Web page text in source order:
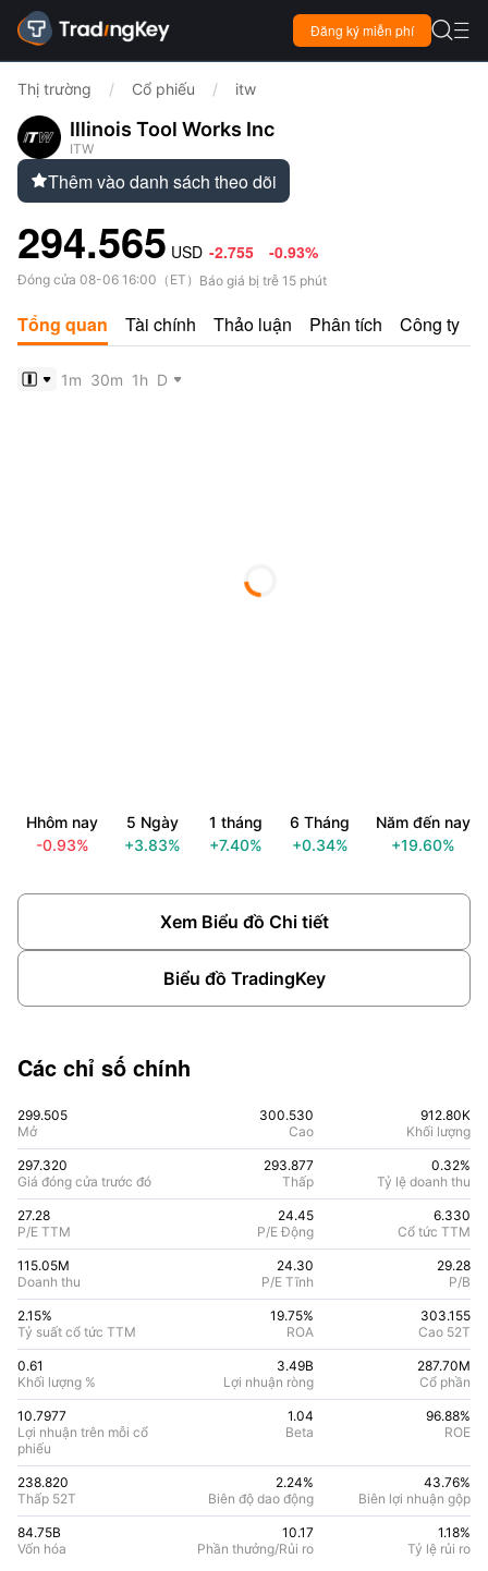
Đăng ký miễn phí  
Thị trường / Cổ phiếu / itw
Illinois Tool Works Inc
ITW
Thêm vào danh sách theo dõi
294.565 USD -2.755 -0.93%
Đóng cửa 08-06 16:00 （ ET ） Báo giá bị trễ 15 phút
Tổng quan Tài chính Thảo luận Phân tích Công ty
Xem Biểu đồ Chi tiết
Biểu đồ TradingKey
1m 30m 1h D
Hhôm nay
-0.93%
5 Ngày
+3.83%
1 tháng
+7.40%
6 Tháng
+0.34%
Năm đến nay
+19.60%
Các chỉ số chính
299.505
Mở
300.530
Cao
912.80K
Khối lượng
27.28
P/E TTM
24.45
P/E Động
6.330
Cổ tức TTM
0.32%
Tỷ lệ doanh thu
297.320
Giá đóng cửa trước đó
293.877
Thấp
115.05M
Doanh thu
24.30
P/E Tĩnh
29.28
P/B
2.15%
Tỷ suất cổ tức TTM
19.75%
ROA
303.155
Cao 52T
0.61
Khối lượng %
3.49B
Lợi nhuận ròng
287.70M
Cổ phần
10.7977
Lợi nhuận trên mỗi cổ
phiếu
1.04
Beta
96.88%
ROE
238.820
Thấp 52T
2.24%
Biên độ dao động
43.76%
Biên lợi nhuận gộp
84.75B
Vốn hóa
10.17
Phần thưởng/Rủi ro
1.18%
Tỷ lệ rủi ro